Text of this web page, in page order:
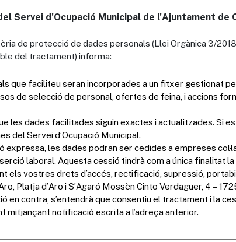
Servei d'Ocupació Municipal de l'Ajuntament
de protecció de dades personals (Llei Orgànica 3/
del tractament) informa: